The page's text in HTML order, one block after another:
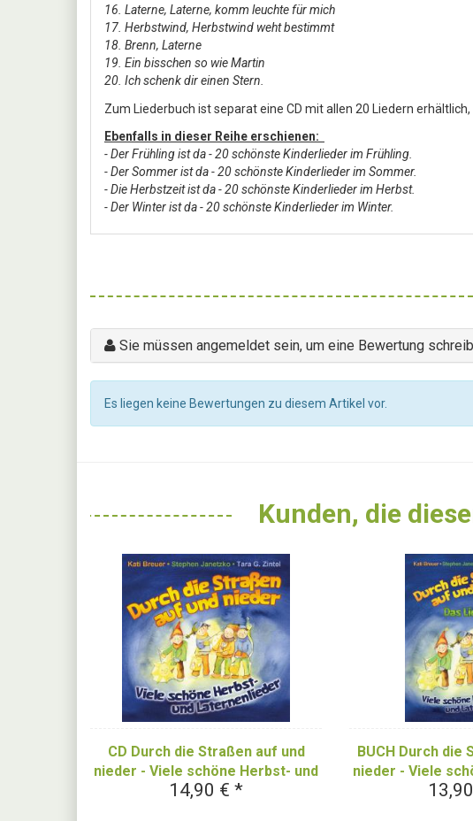
16. Laterne, Laterne, komm leuchte für mich
17. Herbstwind, Herbstwind weht bestimmt
18. Brenn, Laterne
19. Ein bisschen so wie Martin
20. Ich schenk dir einen Stern.
Zum Liederbuch ist separat eine CD mit allen 20 Liedern
Ebenfalls in dieser Reihe erschienen:
- Der Frühling ist da - 20 schönste Kinderlieder im Frühling.
- Der Sommer ist da - 20 schönste Kinderlieder im Sommer.
- Die Herbstzeit ist da - 20 schönste Kinderlieder im Herbst.
- Der Winter ist da - 20 schönste Kinderlieder im Winter.
Sie müssen angemeldet sein, um eine Bewertung
Es liegen keine Bewertungen zu diesem Artikel vor.
Kunden, die
CD Durch die Straßen auf und
nieder - Viele schöne Herbst- und
Laternenlieder
14,90 € *
BUCH Durch die
nieder - Viele
Laternenlieder: